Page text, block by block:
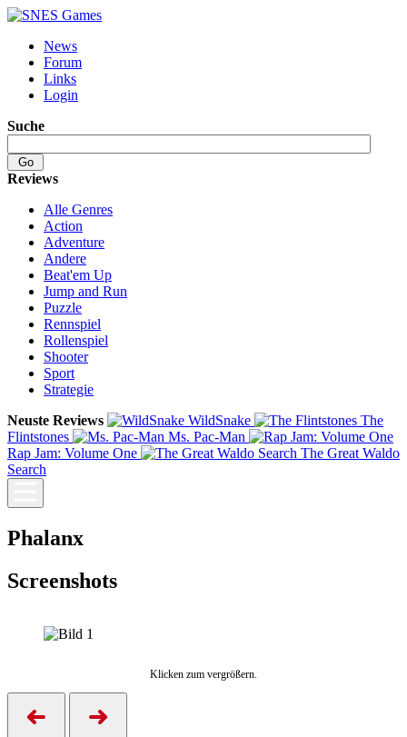
News
Forum
Links
Login
Suche
Reviews
Alle Genres
Action
Adventure
Andere
Beat'em Up
Jump and Run
Puzzle
Rennspiel
Rollenspiel
Shooter
Sport
Strategie
Neuste Reviews
WildSnake
The
Flintstones
Ms. Pac-Man
Rap Jam: Volume One
The Great Waldo
Search
Phalanx
Screenshots
Klicken zum vergrößern.